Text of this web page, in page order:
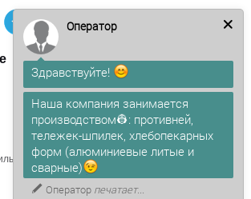
О компании
Доставка
Изготовление на заказ
В наличии
Оператор
Здравствуйте!
Наша компания занимается
производством👷: противней,
тележек-шпилек, хлебопекарных
форм (алюминиевые литые и
сварные)
Оператор печатает...